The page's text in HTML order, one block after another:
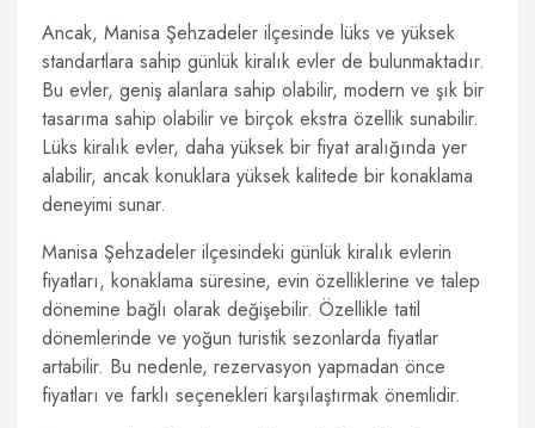
Ancak, Manisa Şehzadeler ilçesinde lüks ve yüksek
standartlara sahip günlük kiralık evler de bulunmaktadır.
Bu evler, geniş alanlara sahip olabilir, modern ve şık bir
tasarıma sahip olabilir ve birçok ekstra özellik sunabilir.
Lüks kiralık evler, daha yüksek bir fiyat aralığında yer
alabilir, ancak konuklara yüksek kalitede bir konaklama
deneyimi sunar.
Manisa Şehzadeler ilçesindeki günlük kiralık evlerin
fiyatları, konaklama süresine, evin özelliklerine ve talep
dönemine bağlı olarak değişebilir. Özellikle tatil
dönemlerinde ve yoğun turistik sezonlarda fiyatlar
artabilir. Bu nedenle, rezervasyon yapmadan önce
fiyatları ve farklı seçenekleri karşılaştırmak önemlidir.